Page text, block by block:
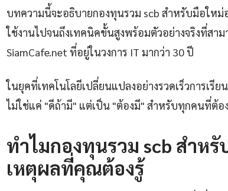
บทความนี้จะอธิบายกองทุนรวม scb สำหรับมือใหม่
ใช้งานไปจนถึงเทคนิคขั้นสูงพร้อมตัวอย่างจริงที่ส
SiamCafe.net ที่อยู่ในวงการ IT มากว่า 30 ปี
ในยุคที่เทคโนโลยีเปลี่ยนแปลงอย่างรวดเร็วการเรี
ไม่ใช่แค่ "ดีถ้ามี" แต่เป็น "ต้องมี" สำหรับทุกคนที่ต้อ
ทำไมกองทุนรวม scb สำห
เหตุผลที่คุณต้องรู้